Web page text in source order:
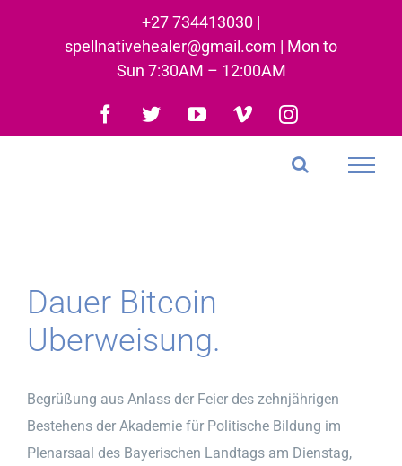
+27 734413030 |
spellnativehealer@gmail.com | Mon to
Sun 7:30AM – 12:00AM
Facebook
TwitterYouTubeVimeoInstagram
Dauer Bitcoin
Uberweisung.
Begrüßung aus Anlass der Feier des zehnjährigen
Bestehens der Akademie für Politische Bildung im
Plenarsaal des Bayerischen Landtags am Dienstag,